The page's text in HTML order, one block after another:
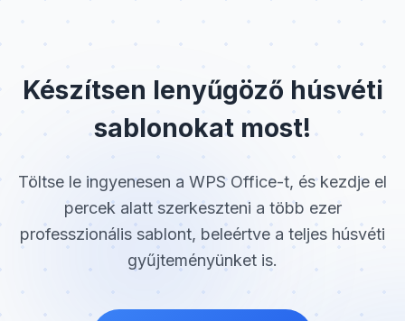
Készítsen lenyűgöző húsvéti
sablonokat most!
Töltse le ingyenesen a WPS Office-t, és kezdje el
percek alatt szerkeszteni a több ezer
professzionális sablont, beleértve a teljes húsvéti
gyűjteményünket is.